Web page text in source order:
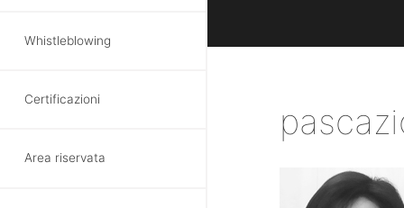
Whistleblowing
Certificazioni
Area riservata